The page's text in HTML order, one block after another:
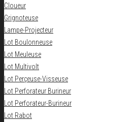
Cloueur
Grignoteuse
Lampe-Projecteur
Lot Boulonneuse
Lot Meuleuse
Lot Multivolt
Lot Perçeuse-Visseuse
Lot Perforateur Burineur
Lot Perforateur-Burineur
Lot Rabot